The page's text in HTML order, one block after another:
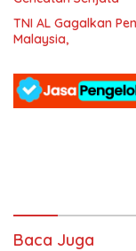
TNI AL Gagalkan
Malaysia,
Baca Juga